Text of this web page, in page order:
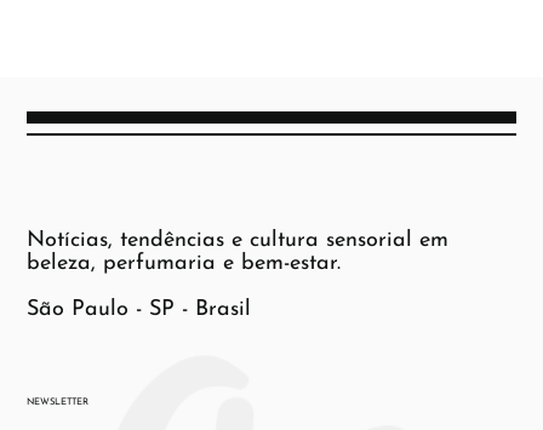
NEWSLETTER
Notícias, tendências e cultura sensorial em
beleza, perfumaria e bem-estar.
São Paulo - SP - Brasil